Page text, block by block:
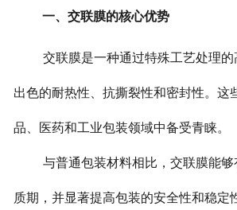
一、交联膜的核心优势
交联膜是一种通过特殊工艺处理
出色的耐热性、抗撕裂性和密封性。这
品、医药和工业包装领域中备受青睐。
与普通包装材料相比，交联膜能
质期，并显著提高包装的安全性和稳定